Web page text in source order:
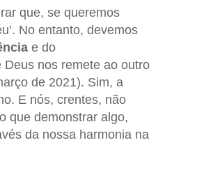
que, se queremos
No entanto, devemos
e do
Deus nos remete ao outro
de 2021). Sim, a
E nós, crentes, não
que demonstrar algo,
da nossa harmonia na